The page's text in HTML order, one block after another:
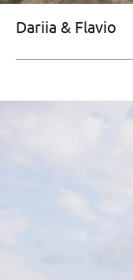
Dariia & Flavio